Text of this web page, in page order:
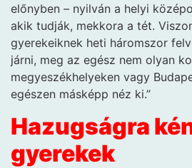
előnyben – nyilván a helyi
akik tudják, mekkora a tét.
gyerekeiknek heti háromszor
járni, meg az egész nem olyan
megyeszékhelyeken vagy
egészen másképp néz ki.”
Hazugságra
gyerekek